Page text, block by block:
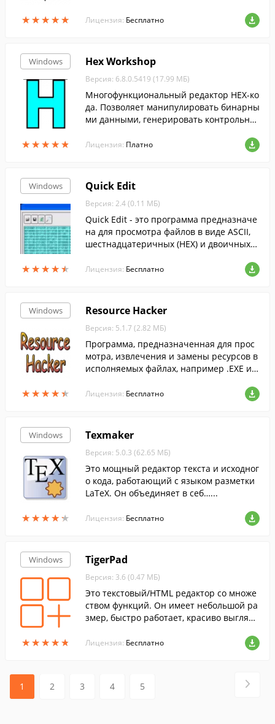
★★★★★
★★★★★
зных инструментов....
Лицензия: Бесплатно
Windows
★★★★★
★★★★★
Hex Workshop
Версия: 6.8.0.5419 (17.99 МБ)
Многофункциональный редактор HEX-ко
да. Позволяет манипулировать бинарны
ми данными, генерировать контрольны
Лицензия: Платно
Windows
★★★★★
★★★★★
Quick Edit
Версия: 2.4 (0.11 МБ)
Quick Edit - это программа предназначе
на для просмотра файлов в виде ASCII,
шестнадцатеричных (HEX) и двоичных
редактирования, а также сохранения из
любого из выше перечисленных видов к
Лицензия: Бесплатно
Windows
★★★★★
★★★★★
Resource Hacker
Версия: 5.1.7 (2.82 МБ)
Программа, предназначенная для прос
мотра, извлечения и замены ресурсов в
исполняемых файлах, например .EXE ил
Лицензия: Бесплатно
Windows
★★★★★
★★★★★
Texmaker
Версия: 5.0.3 (62.65 МБ)
Это мощный редактор текста и исходног
о кода, работающий с языком разметки
LaTeX. Он объединяет в себ…...
Лицензия: Бесплатно
Windows
★★★★★
★★★★★
TigerPad
Версия: 3.6 (0.47 МБ)
Это текстовый/HTML редактор со множе
ством функций. Он имеет небольшой ра
змер, быстро работает, красиво выгляди
бно рассортированы по меню, все настр
Лицензия: Бесплатно
1 2 3 4 5